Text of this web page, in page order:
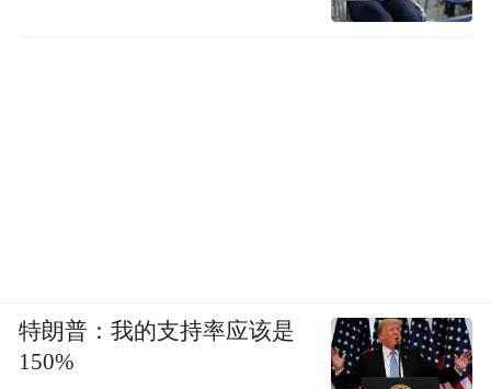
特朗普：我的支持率应该是
150%